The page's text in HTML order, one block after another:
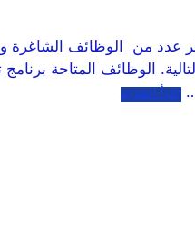
من الوظائف الشاغرة
اقرأ المزيد